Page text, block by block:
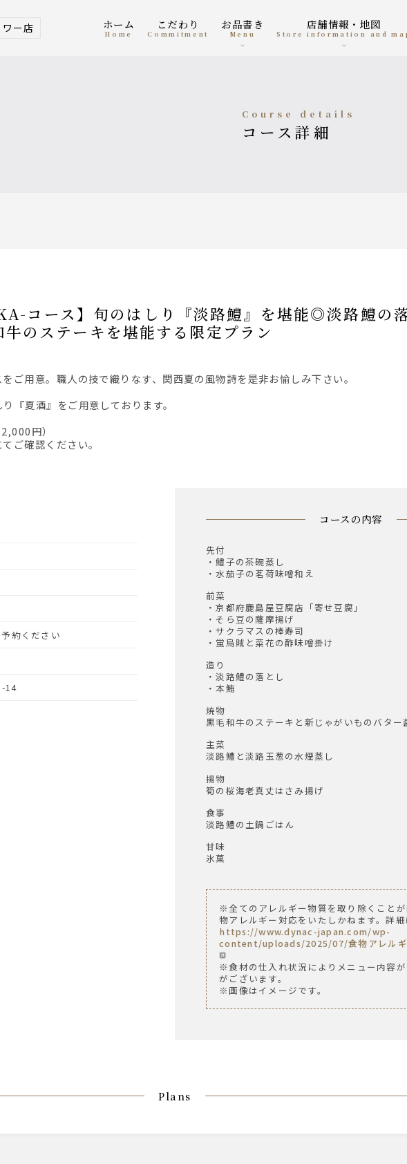
ー店 ホーム
home
こだわり
Commitment
お品書き
menu
店舗情報・地図
Store information and
course details
コース詳細
のステーキを堪能する限定プラン
をご用意。職人の技で織りなす、関西夏の風物詩を是非お愉しみ下さい。
『夏酒』をご用意しております。
円）
ご確認ください。
コースの内容
先付
・鱧子の茶碗蒸し
・水茄子の茗荷味噌和え
前菜
・京都府鹿島屋豆腐店「寄せ豆腐」
・そら豆の薩摩揚げ
・サクラマスの棒寿司
・蛍烏賊と菜花の酢味噌掛け
造り
・淡路鱧の落とし
・本鮪
焼物
黒毛和牛のステーキと新じゃがいものバター
主菜
淡路鱧と淡路玉葱の水煙蒸し
揚物
筍の桜海老真丈はさみ揚げ
食事
淡路鱧の土鍋ごはん
甘味
氷菓
※全てのアレルギー物質を取り除くこと
物アレルギー対応をいたしかねます。詳細
https://www.dynac-japan.com/wp-
content/uploads/2025/07/食物アレル
※食材の仕入れ状況によりメニュー内容
がございます。
※画像はイメージです。
約ください
14
Plans